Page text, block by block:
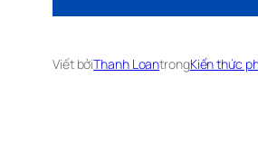
Viết bởiThanh LoantrongKiến thức